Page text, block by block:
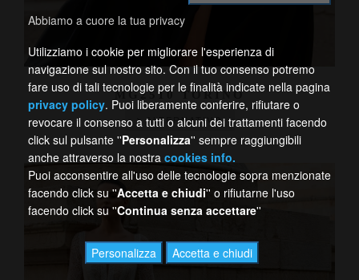
MG2510 TORINO
ALTERNATIVO
Abbiamo a cuore la tua privacy
Utilizziamo i cookie per migliorare l'esperienza di
navigazione sul nostro sito. Con il tuo consenso potremo
fare uso di tali tecnologie per le finalità indicate nella pagina
privacy policy. Puoi liberamente conferire, rifiutare o
revocare il consenso a tutti o alcuni dei trattamenti facendo
click sul pulsante ''Personalizza'' sempre raggiungibili
anche attraverso la nostra cookies info.
Puoi acconsentire all'uso delle tecnologie sopra menzionate
facendo click su ''Accetta e chiudi'' o rifiutarne l'uso
facendo click su ''Continua senza accettare''
Personalizza Accetta e chiudi